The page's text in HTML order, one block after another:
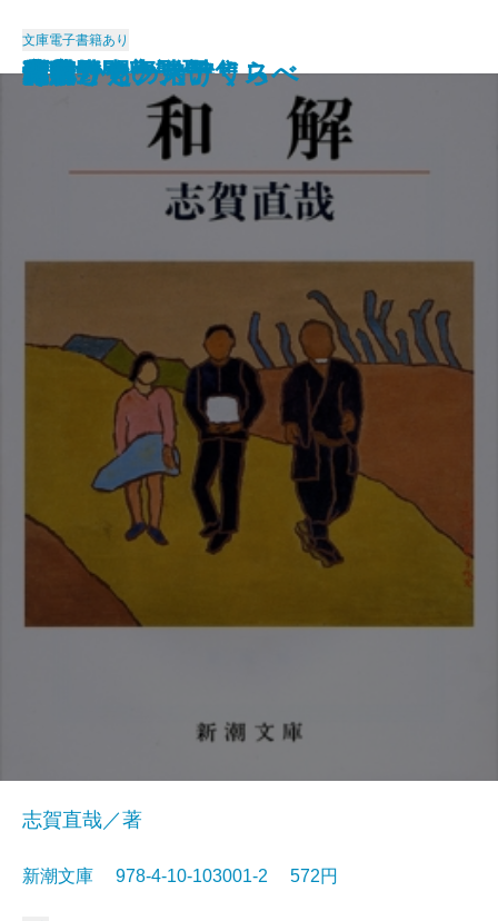
猟銃・闘牛
ヴェルレーヌ詩集
草枕
斜陽
高村光太郎詩集
歌行燈・高野聖
土
真実一路
老妓抄
坊っちゃん
文庫電子書籍あり
和解
志賀直哉／著
新潮文庫 978-4-10-103001-2 572円
ヰタ・セクスアリス
出家とその弟子
にごりえ・たけくらべ
武蔵野
白痴
青年
雁
それから
門